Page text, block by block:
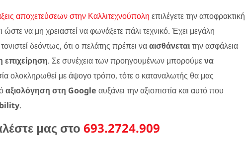
αποχετεύσεων στην Καλλιτεχνούπολη επιλέγετε την αποφρακτική
να μη χρειαστεί να φωνάξετε πάλι τεχνικό. Έχει μεγάλη
δεόντως, ότι ο πελάτης πρέπει νααισθάνεταιτην ασφάλεια
επιχείρηση. Σε συνέχεια των προηγουμένων μπορούμενα
ολοκληρωθεί με άψογο τρόπο, τότε ο καταναλωτής θα μας
αξιολόγηση στη Google αυξάνει την αξιοπιστία και αυτό που
.
μας στο 693.2724.909